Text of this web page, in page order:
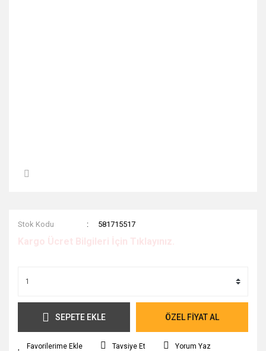
Stok Kodu 581715517
Kargo Ücret Bilgileri İçin Tıklayınız.
SEPETE EKLE ÖZEL FİYAT AL
Tavsiye Et Yorum Yaz